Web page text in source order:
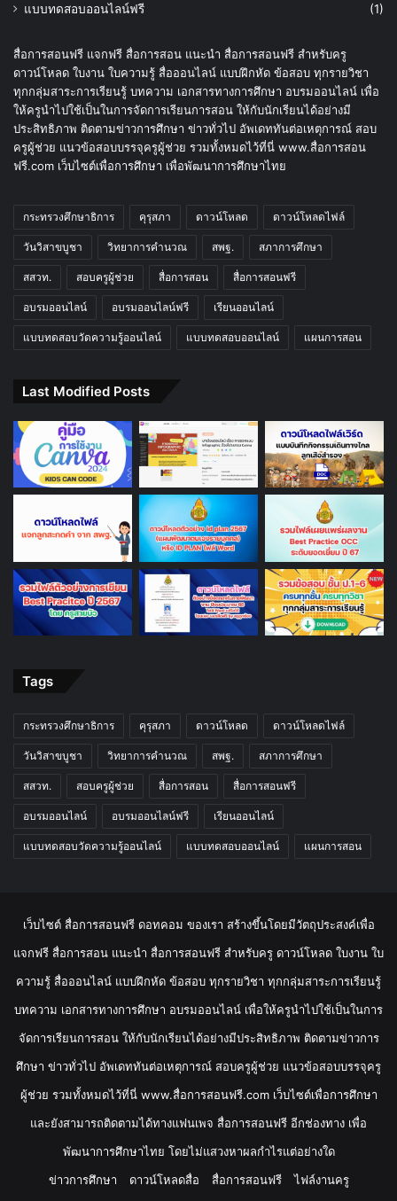
แบบทดสอบออนไลน์ฟรี
(1)
สื่อการสอนฟรี แจกฟรี สื่อการสอน แนะนำ สื่อการสอนฟรี สำหรับครู
ดาวน์โหลด ใบงาน ใบความรู้ สื่อออนไลน์ แบบฝึกหัด ข้อสอบ ทุกรายวิชา
ทุกกลุ่มสาระการเรียนรู้ บทความ เอกสารทางการศึกษา อบรมออนไลน์ เพื่อ
ให้ครูนำไปใช้เป็นในการจัดการเรียนการสอน ให้กับนักเรียนได้อย่างมี
ประสิทธิภาพ ติดตามข่าวการศึกษา ข่าวทั่วไป อัพเดททันต่อเหตุการณ์ สอบ
ครูผู้ช่วย แนวข้อสอบบรรจุครูผู้ช่วย รวมทั้งหมดไว้ที่นี่ www.สื่อการสอน
ฟรี.com เว็บไซต์เพื่อการศึกษา เพื่อพัฒนาการศึกษาไทย
กระทรวงศึกษาธิการ คุรุสภา ดาวน์โหลด ดาวน์โหลดไฟล์
วันวิสาขบูชา วิทยาการคำนวณ สพฐ. สภาการศึกษา
สสวท. สอบครูผู้ช่วย สื่อการสอน สื่อการสอนฟรี
อบรมออนไลน์ อบรมออนไลน์ฟรี เรียนออนไลน์
แบบทดสอบวัดความรู้ออนไลน์ แบบทดสอบออนไลน์ แผนการสอน
Last Modified Posts
Tags
กระทรวงศึกษาธิการ คุรุสภา ดาวน์โหลด ดาวน์โหลดไฟล์
วันวิสาขบูชา วิทยาการคำนวณ สพฐ. สภาการศึกษา
สสวท. สอบครูผู้ช่วย สื่อการสอน สื่อการสอนฟรี
อบรมออนไลน์ อบรมออนไลน์ฟรี เรียนออนไลน์
แบบทดสอบวัดความรู้ออนไลน์ แบบทดสอบออนไลน์ แผนการสอน
เว็บไซต์ สื่อการสอนฟรี ดอทคอม ของเรา สร้างขึ้นโดยมีวัตถุประสงค์เพื่อ
แจกฟรี สื่อการสอน แนะนำ สื่อการสอนฟรี สำหรับครู ดาวน์โหลด ใบงาน ใบ
ความรู้ สื่อออนไลน์ แบบฝึกหัด ข้อสอบ ทุกรายวิชา ทุกกลุ่มสาระการเรียนรู้
บทความ เอกสารทางการศึกษา อบรมออนไลน์ เพื่อให้ครูนำไปใช้เป็นในการ
จัดการเรียนการสอน ให้กับนักเรียนได้อย่างมีประสิทธิภาพ ติดตามข่าวการ
ศึกษา ข่าวทั่วไป อัพเดททันต่อเหตุการณ์ สอบครูผู้ช่วย แนวข้อสอบบรรจุครู
ผู้ช่วย รวมทั้งหมดไว้ที่นี่ www.สื่อการสอนฟรี.com เว็บไซต์เพื่อการศึกษา
และยังสามารถติดตามได้ทางแฟนเพจ สื่อการสอนฟรี อีกช่องทาง เพื่อ
พัฒนาการศึกษาไทย โดยไม่แสวงหาผลกำไรแต่อย่างใด
ข่าวการศึกษา
ดาวน์โหลดสื่อ สื่อการสอนฟรี ไฟล์งานครู